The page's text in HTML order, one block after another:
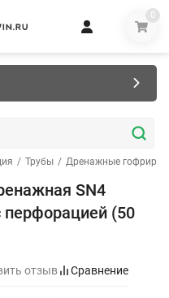
0
/ Трубы / Дренажные
SN4
(50
отзыв Сравнение